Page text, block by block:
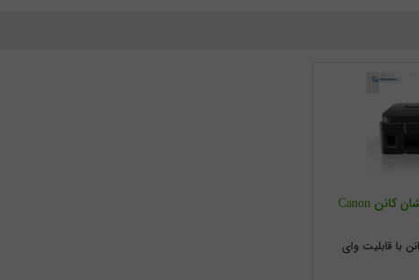
پرینتر سه کاره جوهرافشان کانن Canon
با قابلیت وای